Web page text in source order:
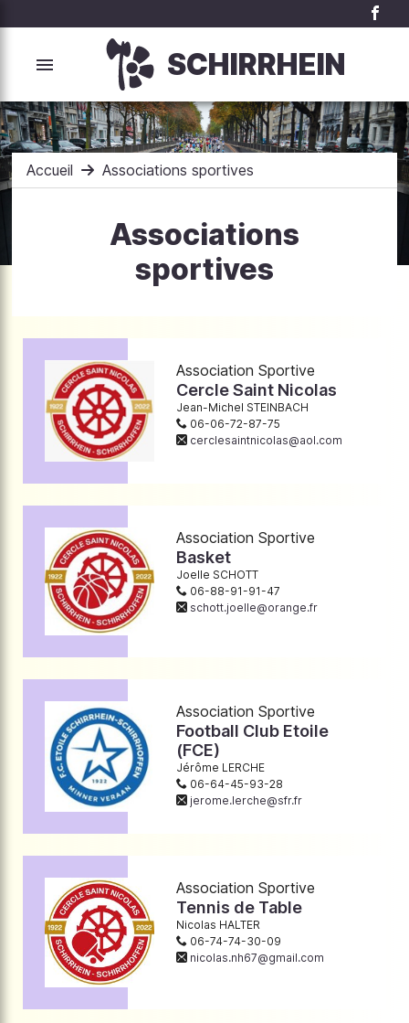
SCHIRRHEIN
Accueil Associations sportives
Associations
sportives
Association Sportive
Cercle Saint Nicolas
Jean-Michel STEINBACH
06-06-72-87-75
cerclesaintnicolas@aol.com
Association Sportive
Basket
Joelle SCHOTT
06-88-91-91-47
schott.joelle@orange.fr
Association Sportive
Football Club Etoile
(FCE)
Jérôme LERCHE
06-64-45-93-28
jerome.lerche@sfr.fr
Association Sportive
Tennis de Table
Nicolas HALTER
06-74-74-30-09
nicolas.nh67@gmail.com